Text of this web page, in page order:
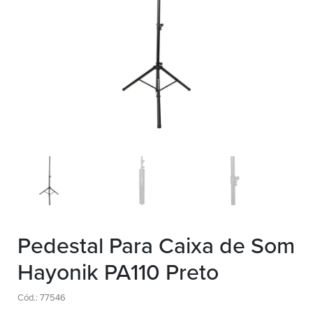
Pedestal Para Caixa de Som
Hayonik PA110 Preto
Cód.: 77546